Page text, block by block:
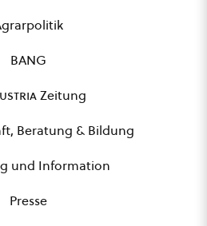
BANG
Zeitung
Beratung & Bildung
und Information
Presse